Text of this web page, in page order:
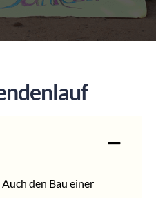
den Bau einer